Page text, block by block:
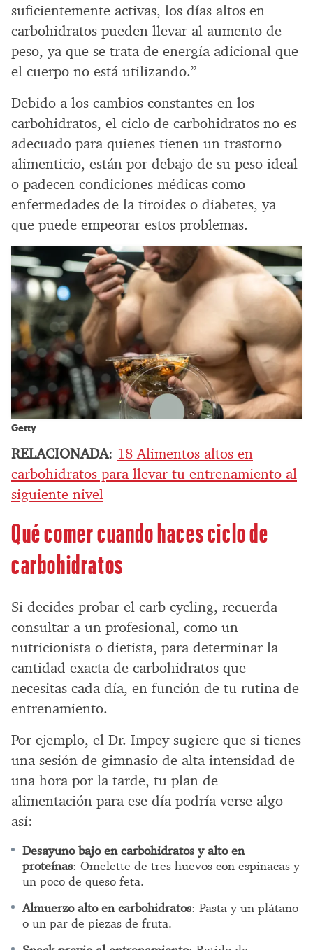
suficientemente activas, los días altos en
carbohidratos pueden llevar al aumento de
peso, ya que se trata de energía adicional que
el cuerpo no está utilizando.”
Debido a los cambios constantes en los
carbohidratos, el ciclo de carbohidratos no es
adecuado para quienes tienen un trastorno
alimenticio, están por debajo de su peso ideal
o padecen condiciones médicas como
enfermedades de la tiroides o diabetes, ya
que puede empeorar estos problemas.
Getty
RELACIONADA: 18 Alimentos altos en
carbohidratos para llevar tu entrenamiento al
siguiente nivel
Qué comer cuando haces ciclo de
carbohidratos
Si decides probar el carb cycling, recuerda
consultar a un profesional, como un
nutricionista o dietista, para determinar la
cantidad exacta de carbohidratos que
necesitas cada día, en función de tu rutina de
entrenamiento.
Por ejemplo, el Dr. Impey sugiere que si tienes
una sesión de gimnasio de alta intensidad de
una hora por la tarde, tu plan de
alimentación para ese día podría verse algo
así:
Desayuno bajo en carbohidratos y alto en
proteínas: Omelette de tres huevos con espinacas y
un poco de queso feta.
Almuerzo alto en carbohidratos: Pasta y un plátano
o un par de piezas de fruta.